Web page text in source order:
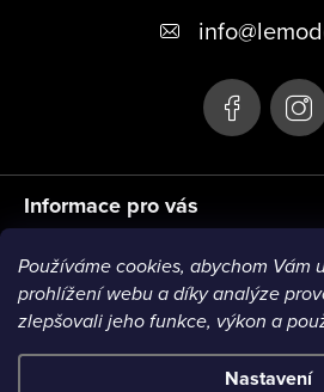
Používáme cookies, abychom Vám
prohlížení webu a díky analýze
zlepšovali jeho funkce, výkon a
Nastavení
Informace pro vás
info@
Blog